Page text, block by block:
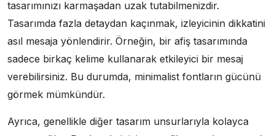
tasarımınızı karmaşadan uzak tutabilmenizdir.
Tasarımda fazla detaydan kaçınmak, izleyicinin dikkatini
asıl mesaja yönlendirir. Örneğin, bir afiş tasarımında
sadece birkaç kelime kullanarak etkileyici bir mesaj
verebilirsiniz. Bu durumda, minimalist fontların gücünü
görmek mümkündür.
Ayrıca, genellikle diğer tasarım unsurlarıyla kolayca